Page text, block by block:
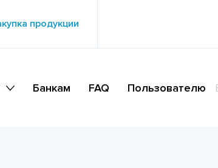
продукции
Банкам FAQ Пользователю